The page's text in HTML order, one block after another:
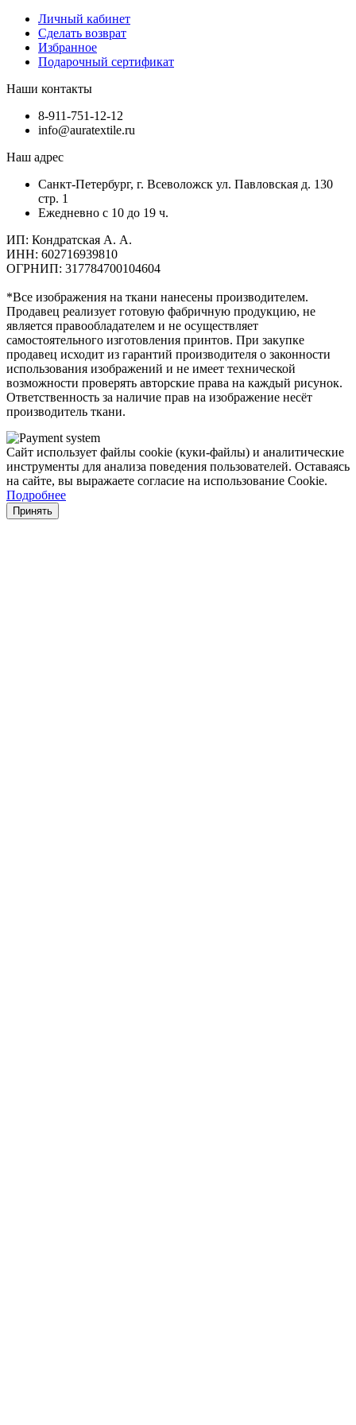
Личный кабинет
Сделать возврат
Избранное
Подарочный сертификат
Наши контакты
8-911-751-12-12
info@auratextile.ru
Наш адрес
Санкт-Петербург, г. Всеволожск ул. Павловская д. 130
стр. 1
Ежедневно с 10 до 19 ч.
ИП: Кондратская А. А.
ИНН: 602716939810
ОГРНИП: 317784700104604
*Все изображения на ткани нанесены производителем.
Продавец реализует готовую фабричную продукцию, не
является правообладателем и не осуществляет
самостоятельного изготовления принтов. При закупке
продавец исходит из гарантий производителя о законности
использования изображений и не имеет технической
возможности проверять авторские права на каждый рисунок.
Ответственность за наличие прав на изображение несёт
производитель ткани.
Сайт использует файлы cookie (куки-файлы) и аналитические
инструменты для анализа поведения пользователей. Оставаясь
на сайте, вы выражаете согласие на использование Cookie.
Подробнее
Принять